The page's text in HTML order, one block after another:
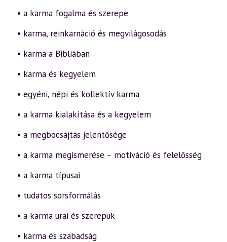
(2002.06.05.)
mennyiség
• a karma fogalma és szerepe
• karma, reinkarnáció és megvilágosodás
• karma a Bibliában
• karma és kegyelem
• egyéni, népi és kollektív karma
• a karma kialakítása és a kegyelem
• a megbocsájtás jelentősége
• a karma megismerése – motiváció és felelősség
• a karma típusai
• tudatos sorsformálás
• a karma urai és szerepük
• karma és szabadság